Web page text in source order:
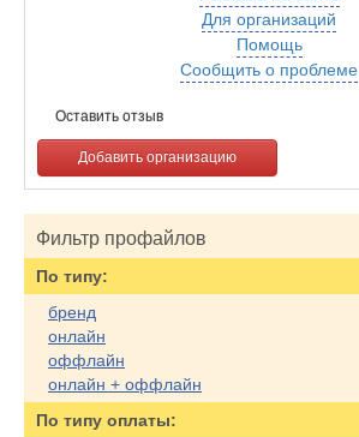
Для организаций
Помощь
Сообщить о проблеме
Оставить отзыв
Добавить организацию
Фильтр профайлов
По типу:
бренд
онлайн
оффлайн
онлайн + оффлайн
По типу оплаты: